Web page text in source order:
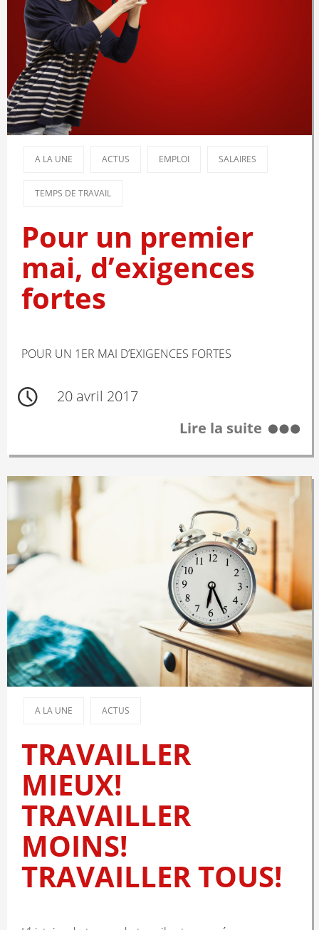
A LA UNE ACTUS EMPLOI SALAIRES
TEMPS DE TRAVAIL
Pour un premier
mai, d’exigences
fortes
POUR UN 1ER MAI D’EXIGENCES FORTES
20 avril 2017
Lire la suite
A LA UNE ACTUS
TRAVAILLER
MIEUX!
TRAVAILLER
MOINS!
TRAVAILLER TOUS!